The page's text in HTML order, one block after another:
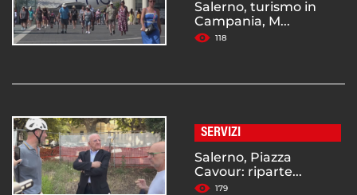
Salerno, turismo in
Campania, M...
118
SERVIZI
Salerno, Piazza
Cavour: riparte...
179